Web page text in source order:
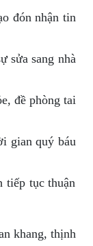
đón nhận tin
sửa sang nhà
đề phòng tai
gian quý báu
tiếp tục thuận
khang, thịnh